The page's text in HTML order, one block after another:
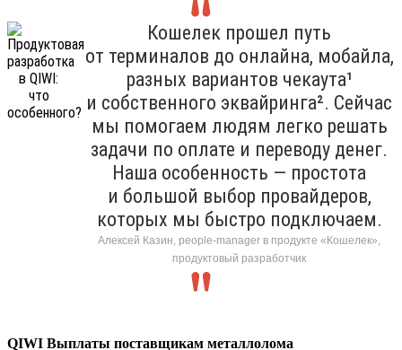
Кошелек прошел путь
от терминалов до онлайна, мобайла,
разных вариантов чекаута¹
и собственного эквайринга². Сейчас
мы помогаем людям легко решать
задачи по оплате и переводу денег.
Наша особенность — простота
и большой выбор провайдеров,
которых мы быстро подключаем.
Алексей Казин, people-manager в продукте «Кошелек»,
продуктовый разработчик
QIWI Выплаты поставщикам металлолома